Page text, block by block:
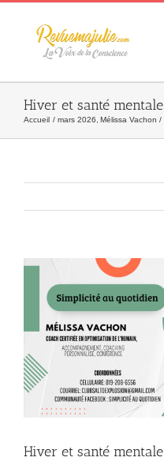
Skip
Hiver et santé mentale
Accueil mars 2026 Mélissa Vachon
Agrandir
l&apos;image
Hiver et santé mentale